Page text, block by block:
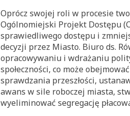
Oprócz swojej roli w procesie
Ogólnomiejski Projekt Dostępu
sprawiedliwego dostępu i
decyzji przez Miasto. Biuro ds.
opracowywaniu i wdrażaniu
społeczności, co może
sprawdzania przeszłości,
awans w sile roboczej miasta,
wyeliminować segregację